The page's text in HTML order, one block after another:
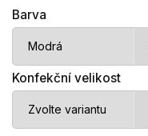
Barva
Konfekční velikost